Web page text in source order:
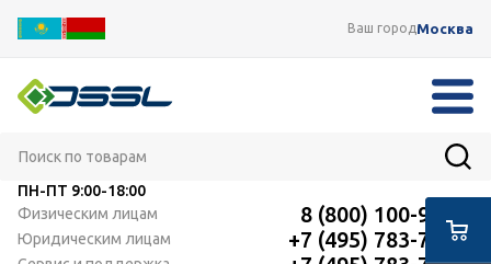
Ваш городМосква
ПН-ПТ 9:00-18:00
Физическим лицам
8 (800) 100-91-12
Юридическим лицам +7 (495) 783-72-87